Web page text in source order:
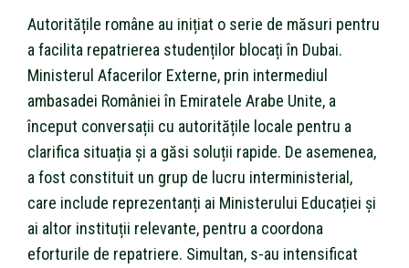
Autoritățile române au inițiat o serie de măsuri pentru
a facilita repatrierea studenților blocați în Dubai.
Ministerul Afacerilor Externe, prin intermediul
ambasadei României în Emiratele Arabe Unite, a
început conversații cu autoritățile locale pentru a
clarifica situația și a găsi soluții rapide. De asemenea,
a fost constituit un grup de lucru interministerial,
care include reprezentanți ai Ministerului Educației și
ai altor instituții relevante, pentru a coordona
eforturile de repatriere. Simultan, s-au intensificat